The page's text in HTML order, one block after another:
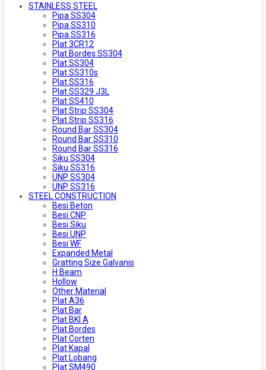
STAINLESS STEEL
Pipa SS304
Pipa SS310
Pipa SS316
Plat 3CR12
Plat Bordes SS304
Plat SS304
Plat SS310s
Plat SS316
Plat SS329 J3L
Plat SS410
Plat Strip SS304
Plat Strip SS316
Round Bar SS304
Round Bar SS310
Round Bar SS316
Siku SS304
Siku SS316
UNP SS304
UNP SS316
STEEL CONSTRUCTION
Besi Beton
Besi CNP
Besi Siku
Besi UNP
Besi WF
Expanded Metal
Gratting Size Galvanis
H Beam
Hollow
Other Material
Plat A36
Plat Bar
Plat BKI A
Plat Bordes
Plat Corten
Plat Kapal
Plat Lobang
Plat SM490